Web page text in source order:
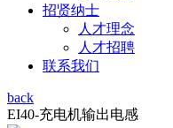
招贤纳士
人才理念
人才招聘
联系我们
back
EI40-充电机输出电感